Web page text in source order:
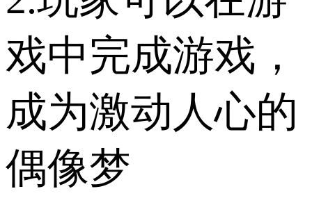
戏中完成游戏，
成为激动人心的
偶像梦